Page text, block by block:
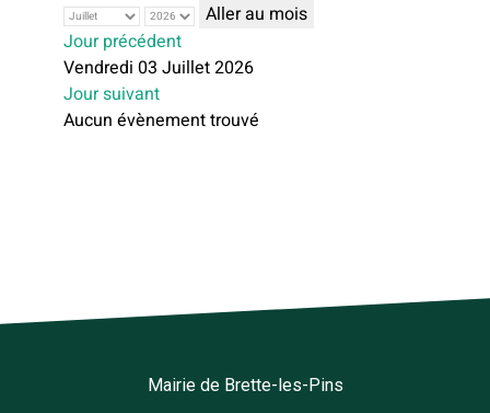
Aller au mois
Jour précédent
Vendredi 03 Juillet 2026
Jour suivant
Aucun évènement trouvé
Mairie de Brette-les-Pins